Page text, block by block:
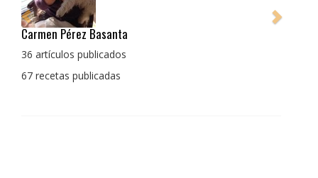
Pedro Manuel Collado Cruz
La cocina para mi es producto bien tratado sin
con un toque diferente